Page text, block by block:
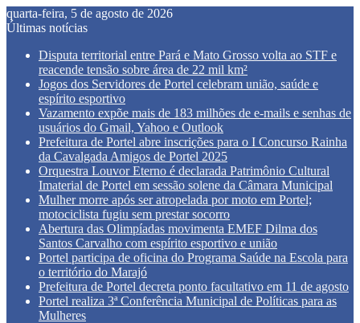
quarta-feira, 5 de agosto de 2026
Últimas notícias
Disputa territorial entre Pará e Mato Grosso volta ao STF e
reacende tensão sobre área de 22 mil km²
Jogos dos Servidores de Portel celebram união, saúde e
espírito esportivo
Vazamento expõe mais de 183 milhões de e-mails e senhas de
usuários do Gmail, Yahoo e Outlook
Prefeitura de Portel abre inscrições para o I Concurso Rainha
da Cavalgada Amigos de Portel 2025
Orquestra Louvor Eterno é declarada Patrimônio Cultural
Imaterial de Portel em sessão solene da Câmara Municipal
Mulher morre após ser atropelada por moto em Portel;
motociclista fugiu sem prestar socorro
Abertura das Olimpíadas movimenta EMEF Dilma dos
Santos Carvalho com espírito esportivo e união
Portel participa de oficina do Programa Saúde na Escola para
o território do Marajó
Prefeitura de Portel decreta ponto facultativo em 11 de agosto
Portel realiza 3ª Conferência Municipal de Políticas para as
Mulheres